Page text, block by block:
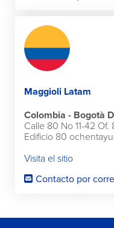
Maggioli Latam
Colombia - Bogotà
Calle 80 No 11-42 Of.
Edificio 80
Visita el sitio
Contacto por